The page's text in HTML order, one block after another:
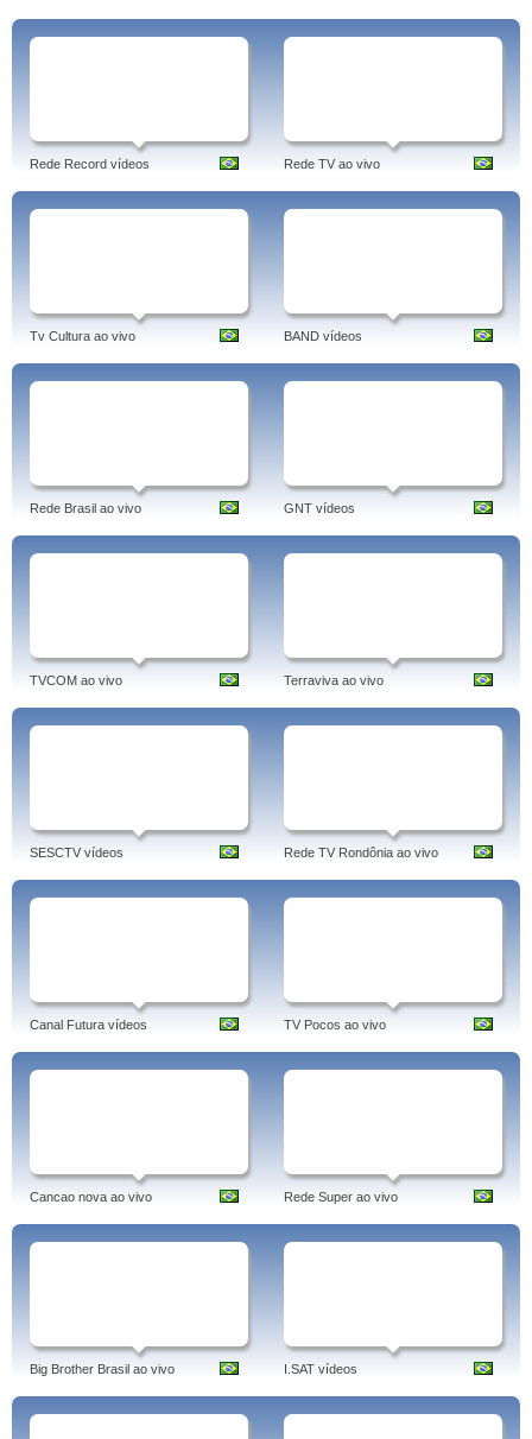
Rede Record vídeos Rede TV ao vivo
Tv Cultura ao vivo BAND vídeos
Rede Brasil ao vivo GNT vídeos
TVCOM ao vivo Terraviva ao vivo
SESCTV vídeos Rede TV Rondônia ao vivo
Canal Futura vídeos TV Pocos ao vivo
Cancao nova ao vivo Rede Super ao vivo
Big Brother Brasil ao vivo I.SAT vídeos